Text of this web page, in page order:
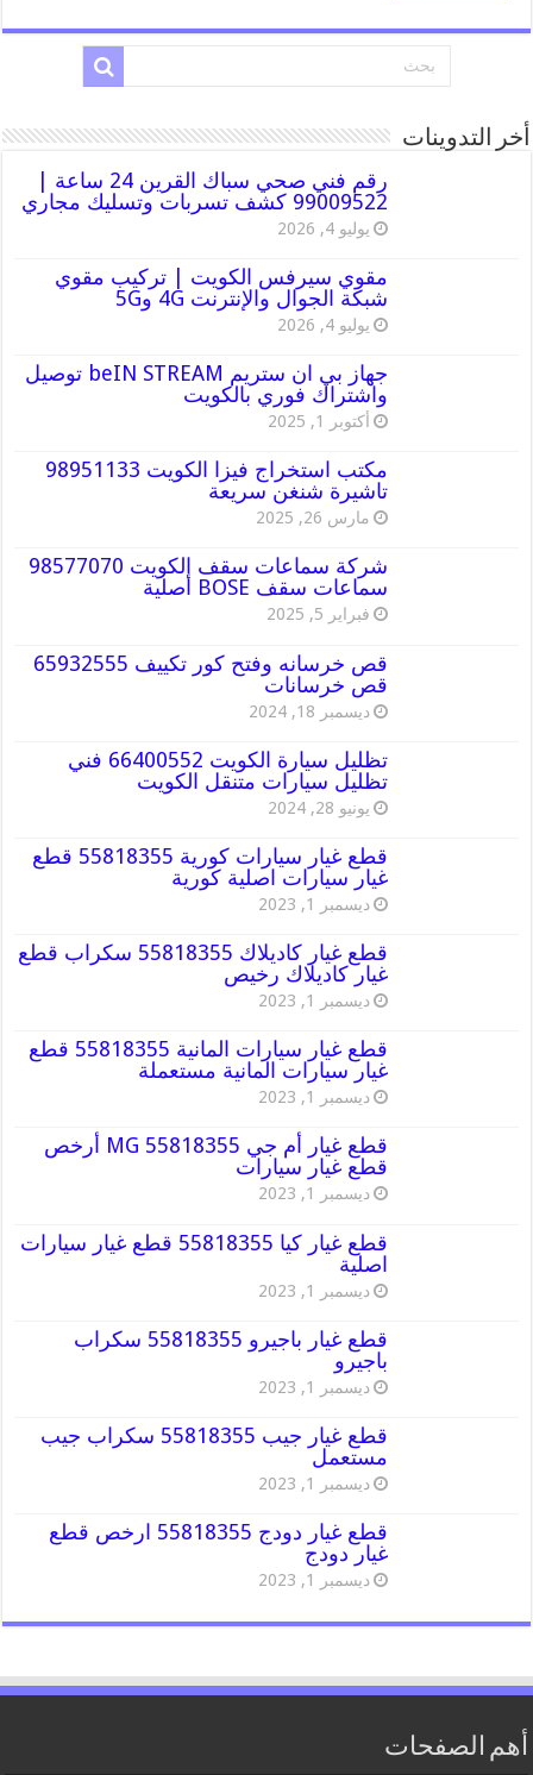
أخر التدوينات
رقم فني صحي سباك القرين 24 ساعة |
99009522 كشف تسربات وتسليك مجاري
يوليو 4, 2026
مقوي سيرفس الكويت | تركيب مقوي
شبكة الجوال والإنترنت 4G و5G
يوليو 4, 2026
جهاز بي ان ستريم beIN STREAM توصيل
واشتراك فوري بالكويت
أكتوبر 1, 2025
مكتب استخراج فيزا الكويت 98951133
تاشيرة شنغن سريعة
مارس 26, 2025
شركة سماعات سقف الكويت 98577070
سماعات سقف BOSE أصلية
فبراير 5, 2025
قص خرسانه وفتح كور تكييف 65932555
قص خرسانات
ديسمبر 18, 2024
تظليل سيارة الكويت 66400552 فني
تظليل سيارات متنقل الكويت
يونيو 28, 2024
قطع غيار سيارات كورية 55818355 قطع
غيار سيارات اصلية كورية
ديسمبر 1, 2023
قطع غيار كاديلاك 55818355 سكراب قطع
غيار كاديلاك رخيص
ديسمبر 1, 2023
قطع غيار سيارات المانية 55818355 قطع
غيار سيارات المانية مستعملة
ديسمبر 1, 2023
قطع غيار أم جي MG 55818355 أرخص
قطع غيار سيارات
ديسمبر 1, 2023
قطع غيار كيا 55818355 قطع غيار سيارات
اصلية
ديسمبر 1, 2023
قطع غيار باجيرو 55818355 سكراب
باجيرو
ديسمبر 1, 2023
قطع غيار جيب 55818355 سكراب جيب
مستعمل
ديسمبر 1, 2023
قطع غيار دودج 55818355 ارخص قطع
غيار دودج
ديسمبر 1, 2023
أهم الصفحات